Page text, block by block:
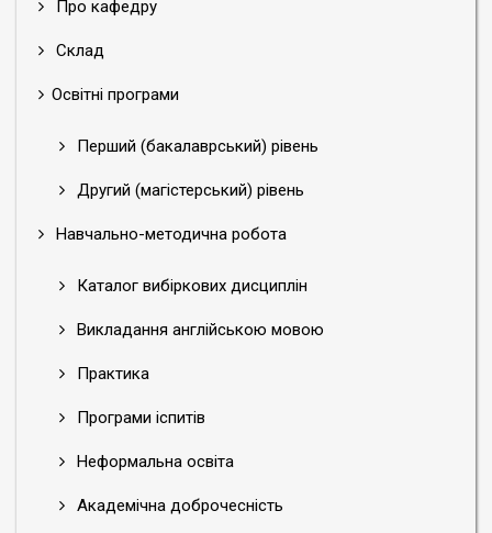
Про кафедру
Склад
Освітні програми
Перший (бакалаврський) рівень
Другий (магістерський) рівень
Навчально-методична робота
Каталог вибіркових дисциплін
Викладання англійською мовою
Практика
Програми іспитів
Неформальна освіта
Академічна доброчесність